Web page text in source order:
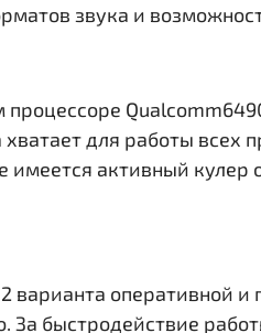
звука и
для работы всех
имеется активный
варианта оперативной
За быстродействие